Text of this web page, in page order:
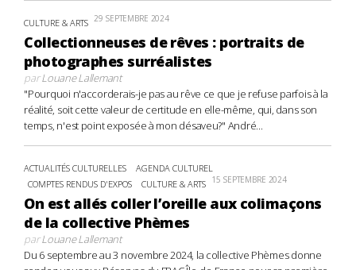
CULTURE & ARTS 29 SEPTEMBRE 2024
Collectionneuses de rêves : portraits de
photographes surréalistes
parLouane Lallemant
"Pourquoi n'accorderais-je pas au rêve ce que je refuse parfois à la
réalité, soit cette valeur de certitude en elle-même, qui, dans son
temps, n'est point exposée à mon désaveu?" André...
ACTUALITÉS CULTURELLES
AGENDA CULTUREL
COMPTES RENDUS D'EXPOS
CULTURE & ARTS 15 SEPTEMBRE 2024
On est allés coller l’oreille aux colimaçons
de la collective Phèmes
parLouane Lallemant
Du 6 septembre au 3 novembre 2024, la collective Phèmes donne